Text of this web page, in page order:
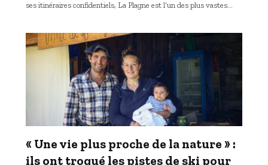
ses itinéraires confidentiels, La Plagne est l’un des plus vastes…
« Une vie plus proche de la nature » :
ils ont troqué les pistes de ski pour